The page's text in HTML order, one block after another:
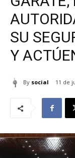
SU
Y
By social 11 de